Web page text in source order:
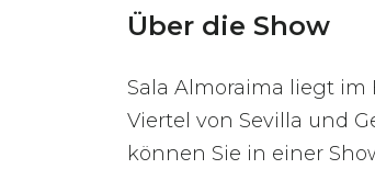
Über die Show
Sala Almoraima liegt
Viertel von Sevilla und
können Sie in einer